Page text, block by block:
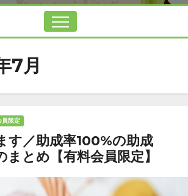
7月
員限定
す／助成率100%の助成
まとめ【有料会員限定】